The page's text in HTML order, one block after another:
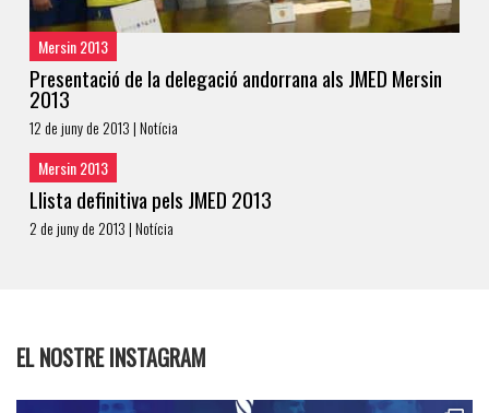
Mersin 2013
Presentació de la delegació andorrana als JMED Mersin
2013
12 de juny de 2013 | Notícia
Mersin 2013
Llista definitiva pels JMED 2013
2 de juny de 2013 | Notícia
EL NOSTRE INSTAGRAM